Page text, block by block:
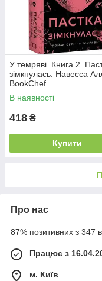
У темряві. Книга 2.
зімкнулась. Навесса
BookChef
В наявності
418 ₴
Купити
Про нас
87% позитивних з 347
Працює з
м. Київ